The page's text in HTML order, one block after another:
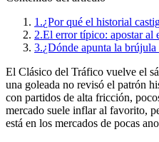
1.¿Por qué el historial
2.El error típico: apostar al
3.¿Dónde apunta la brújula
El Clásico del Tráfico vuelve el
una goleada no revisó el patrón
con partidos de alta fricción,
mercado suele inflar al favorito,
está en los mercados de pocas